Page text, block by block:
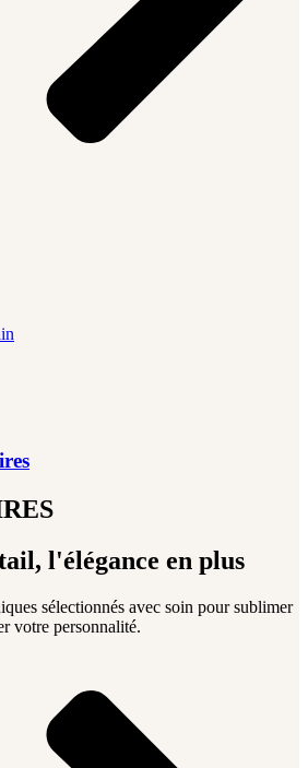
l'élégance en plus
sélectionnés avec soin pour sublimer
votre personnalité.